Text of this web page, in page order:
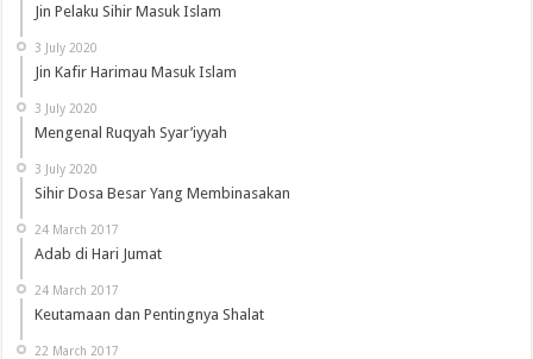
Jin Pelaku Sihir Masuk Islam
3 July 2020
Jin Kafir Harimau Masuk Islam
3 July 2020
Mengenal Ruqyah Syar’iyyah
3 July 2020
Sihir Dosa Besar Yang Membinasakan
24 March 2017
Adab di Hari Jumat
24 March 2017
Keutamaan dan Pentingnya Shalat
22 March 2017